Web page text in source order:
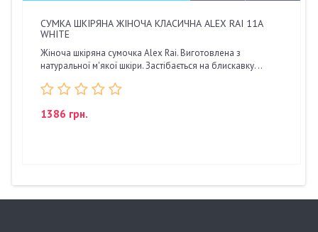
СУМКА ШКІРЯНА ЖІНОЧА КЛАСИЧНА ALEX RAI 11A
WHITE
Жіноча шкіряна сумочка Alex Rai. Виготовлена з
натуральної м'якої шкіри. Застібається на блискавку. ..
1386 грн.